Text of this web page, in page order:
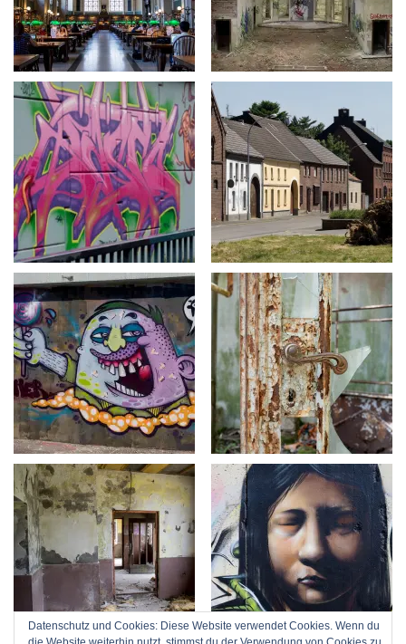
Datenschutz und Cookies: Diese Website verwendet Cookies. Wenn du